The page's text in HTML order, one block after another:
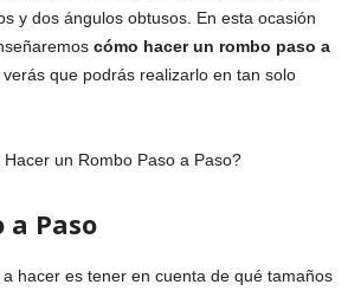
y dos ángulos obtusos. En esta ocasión
cómo hacer un rombo paso a
verás que podrás realizarlo en tan solo
Paso
hacer es tener en cuenta de qué tamaños